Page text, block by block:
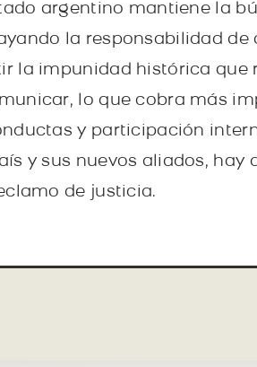
argentino mantiene la
la responsabilidad
la impunidad histórica que
lo que cobra más
y participación
y sus nuevos aliados,
de justicia.